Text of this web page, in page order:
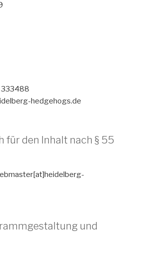
333488
hedgehogs.de
für den Inhalt nach § 55
und